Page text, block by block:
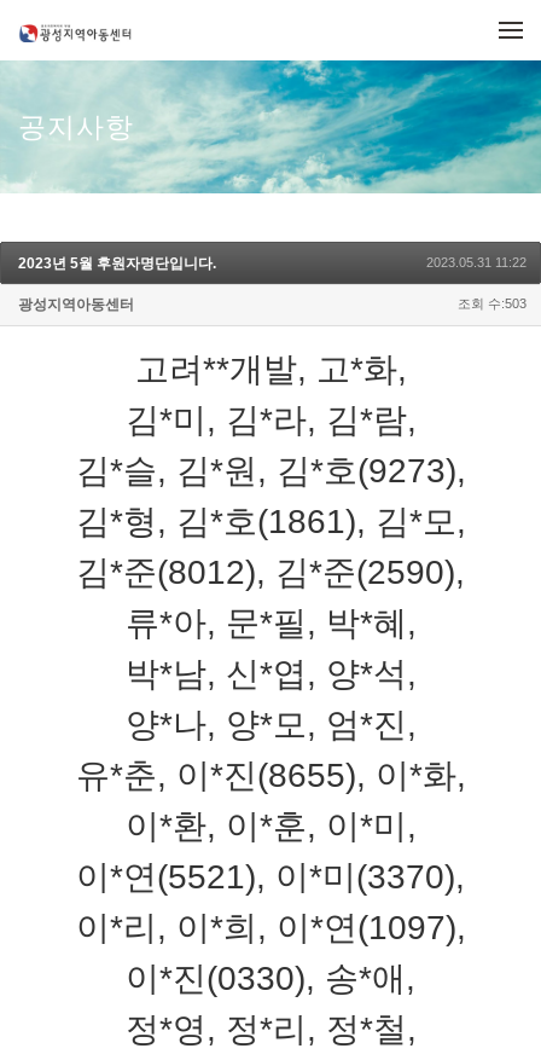
공지사항
2023년 5월 후원자명단입니다. 2023.05.31 11:22
광성지역아동센터 조회 수:503
고려**개발, 고*화,
김*미, 김*라, 김*람,
김*슬, 김*원, 김*호(9273),
김*형, 김*호(1861), 김*모,
김*준(8012), 김*준(2590),
류*아, 문*필, 박*혜,
박*남, 신*엽, 양*석,
양*나, 양*모, 엄*진,
유*춘, 이*진(8655), 이*화,
이*환, 이*훈, 이*미,
이*연(5521), 이*미(3370),
이*리, 이*희, 이*연(1097),
이*진(0330), 송*애,
정*영, 정*리, 정*철,